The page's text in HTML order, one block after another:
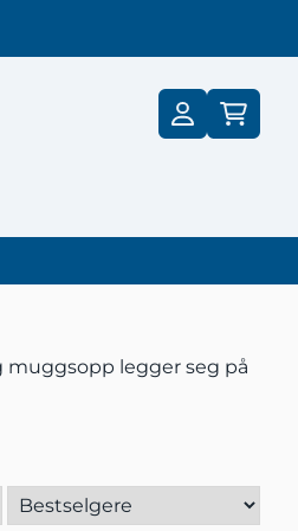
legger seg på